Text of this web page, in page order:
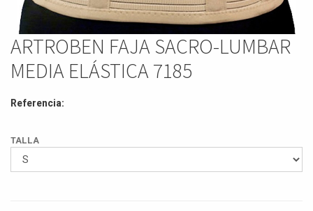
ARTROBEN FAJA SACRO-LUMBAR
MEDIA ELÁSTICA 7185
Referencia:
TALLA